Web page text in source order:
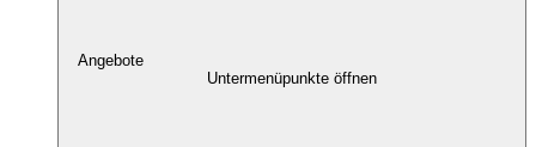
Angebote
Untermenüpunkte öffnen